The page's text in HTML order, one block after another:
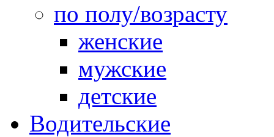
по полу/возрасту
женские
мужские
детские
Водительские